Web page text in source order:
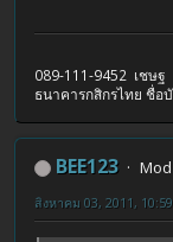
089-111-9452 เชษฐ
ธนาคารกสิกรไทย ชื่อ
BEE123
Mod
สิงหาคม 03, 2011,